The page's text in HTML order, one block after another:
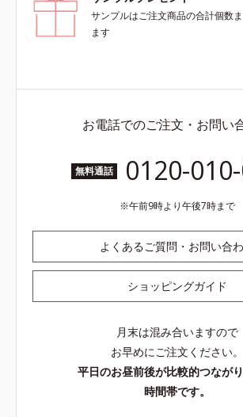
サンプルはご注文商品の合計個数
ます
お電話でのご注文・お問い
無料通話 0120-
午前9時より午後7時まで
よくあるご質問・お問い合
ショッピングガイド
月末は混み合いますので
お早めにご注文ください。
平日のお昼前後が比較的つなが
時間帯です。